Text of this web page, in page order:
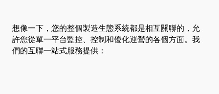
想像一下，您的整個製造生態系統都是相互關聯的，允
許您從單一平台監控、控制和優化運營的各個方面。我
們的互聯一站式服務提供：